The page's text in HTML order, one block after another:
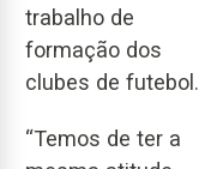
trabalho de
formação dos
clubes de futebol.
“Temos de ter a